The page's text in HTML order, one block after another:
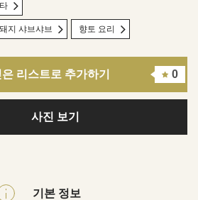
지 샤브샤브 향토 요리
리스트로 추가하기 0
사진 보기
기본 정보